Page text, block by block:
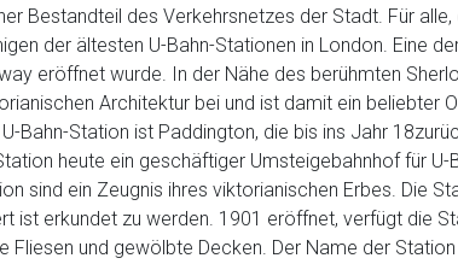
Bestandteil des Verkehrsnetzes der Stadt. Für
der ältesten U-Bahn-Stationen in London. Eine
eröffnet wurde. In der Nähe des berühmten
Architektur bei und ist damit ein beliebter
Bahn-Station ist Paddington, die bis ins Jahr
heute ein geschäftiger Umsteigebahnhof für U-
sind ein Zeugnis ihres viktorianischen Erbes. Die
ist erkundet zu werden. 1901 eröffnet, verfügt die
Fliesen und gewölbte Decken. Der Name der